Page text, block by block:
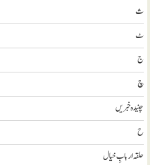
ث
ٹ
ج
چ
چنیدہ خبریں
ح
حلقہ اربابِ خیال